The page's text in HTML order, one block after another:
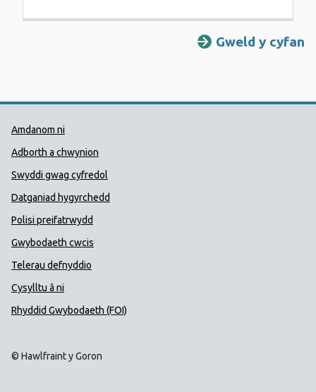
Gweld y cyfan
Dolenni Cymorth Iechyd
Amdanom ni
Adborth a chwynion
Swyddi gwag cyfredol
Datganiad hygyrchedd
Polisi preifatrwydd
Gwybodaeth cwcis
Telerau defnyddio
Cysylltu â ni
Rhyddid Gwybodaeth (FOI)
© Hawlfraint y Goron